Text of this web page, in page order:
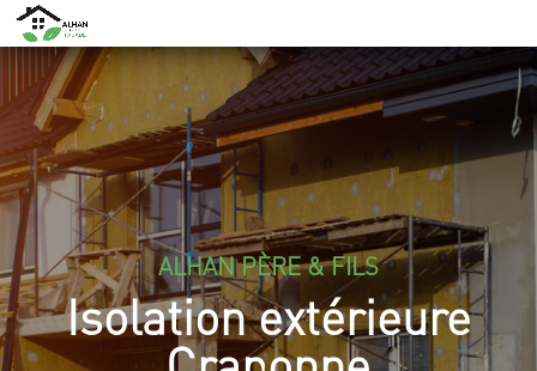
ALHAN PÈRE & FILS
Isolation extérieure